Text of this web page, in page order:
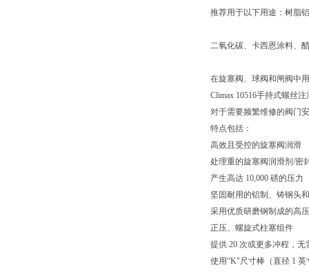
推荐用于以下用途：树脂
二氧化碳、卡西恩涂料、
在旋塞阀、球阀和闸阀中
Climax 10516手持式螺丝注
对于需要频繁维修的阀门
特点包括：
高效且受控的旋塞阀润滑
处理重的旋塞阀润滑剂/密
产生高达 10,000 磅的压力
坚固耐用的铝制、铸钢头
采用优质研磨钢制成的高
正压、螺旋式柱塞组件
提供 20 次或更多冲程，无
使用“K"尺寸棒（直径 1 英